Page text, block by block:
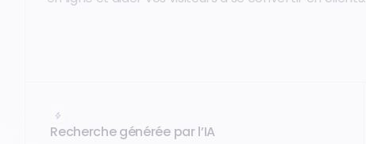
Recherche générée par l’IA